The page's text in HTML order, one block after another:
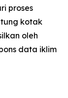
proses
kotak
oleh
data iklim